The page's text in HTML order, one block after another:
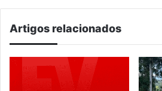
Artigos relacionados